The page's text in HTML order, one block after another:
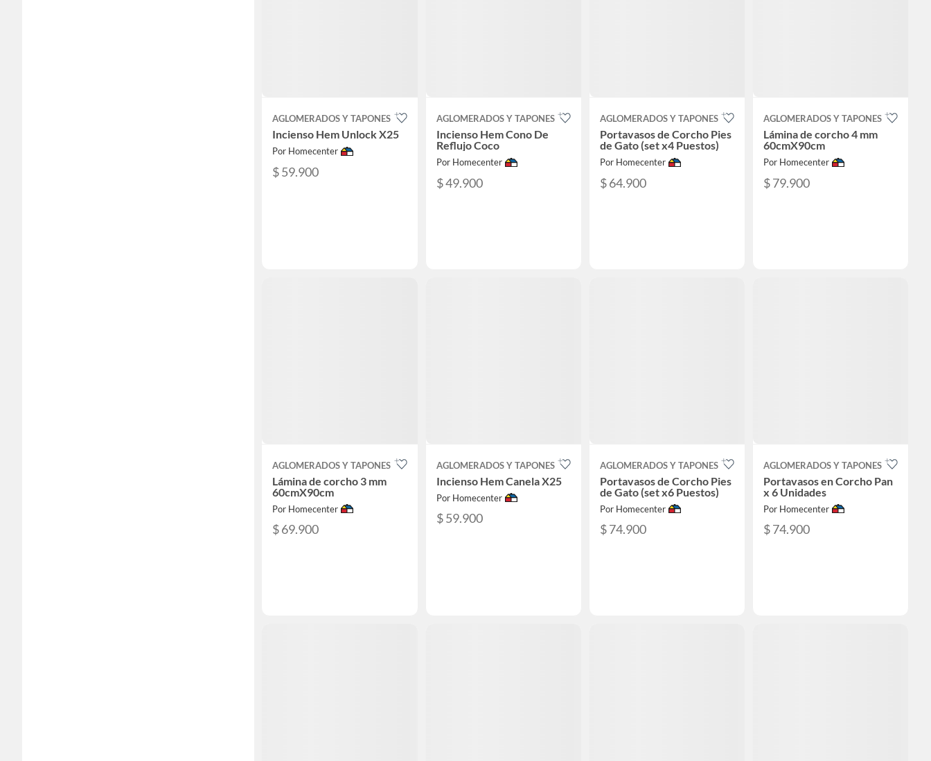
AGLOMERADOS Y TAPONES
Incienso Hem Unlock X25
Por Homecenter
$ 59.900
AGLOMERADOS Y TAPONES
Incienso Hem Cono De
Reflujo Coco
Por Homecenter
$ 49.900
AGLOMERADOS Y TAPONES
Portavasos de Corcho Pies
de Gato (set x4 Puestos)
Por Homecenter
$ 64.900
AGLOMERADOS Y TAPONES
Lámina de corcho 4 mm
60cmX90cm
Por Homecenter
$ 79.900
AGLOMERADOS Y TAPONES
Lámina de corcho 3 mm
60cmX90cm
Por Homecenter
$ 69.900
AGLOMERADOS Y TAPONES
Incienso Hem Canela X25
Por Homecenter
$ 59.900
AGLOMERADOS Y TAPONES
Portavasos de Corcho Pies
de Gato (set x6 Puestos)
Por Homecenter
$ 74.900
AGLOMERADOS Y TAPONES
Portavasos en Corcho Pan
x 6 Unidades
Por Homecenter
$ 74.900